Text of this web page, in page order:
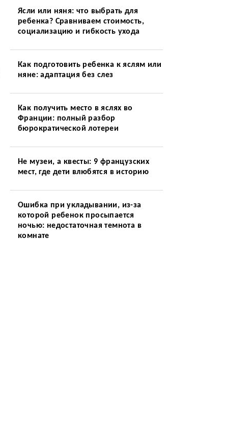
Ясли или няня: что выбрать для
ребенка? Сравниваем стоимость,
социализацию и гибкость ухода
Как подготовить ребенка к яслям или
няне: адаптация без слез
Как получить место в яслях во
Франции: полный разбор
бюрократической лотереи
Не музеи, а квесты: 9 французских
мест, где дети влюбятся в историю
Ошибка при укладывании, из-за
которой ребенок просыпается
ночью: недостаточная темнота в
комнате